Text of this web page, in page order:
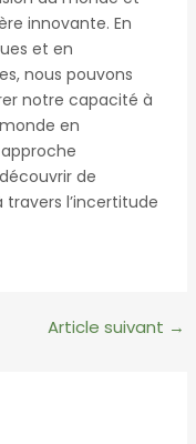
innovante. En
et en
nous pouvons
notre capacité à
en
de
l’incertitude
Article suivant →